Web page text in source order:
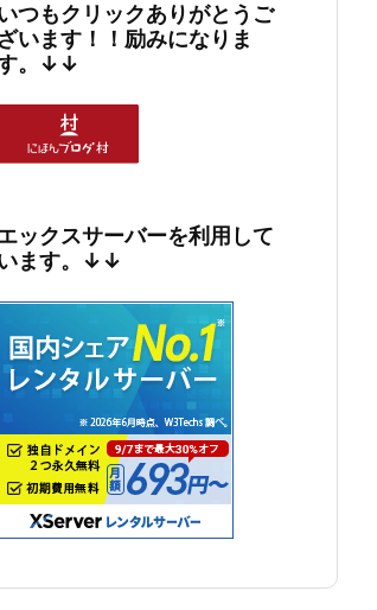
つもクリックありがとうご
ざいます！！励みになりま
。↓↓
ックスサーバーを利用して
ます。↓↓